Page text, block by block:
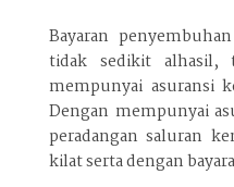
Bayaran
tidak sedikit alhasil,
mempunyai asuransi
Dengan mempunyai
peradangan saluran
kilat serta dengan